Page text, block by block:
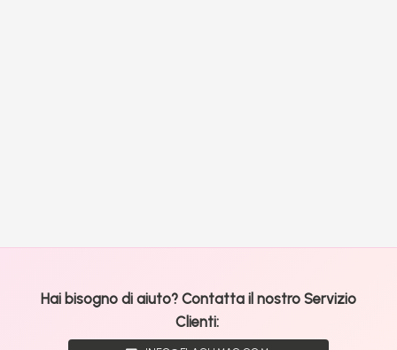
Hai bisogno di aiuto? Contatta il nostro Servizio
Clienti: